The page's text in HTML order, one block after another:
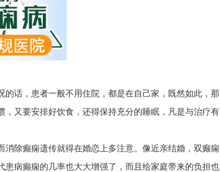
话，患者一般不用住院，都是在自己家，既然如此，那
又要安排好饮食，还得保持充分的睡眠，凡是与治疗有
除癫痫遗传就得在婚恋上多注意。像近亲结婚，双癫痫
病癫痫的几率也大大增强了，而且给家庭带来的负担也